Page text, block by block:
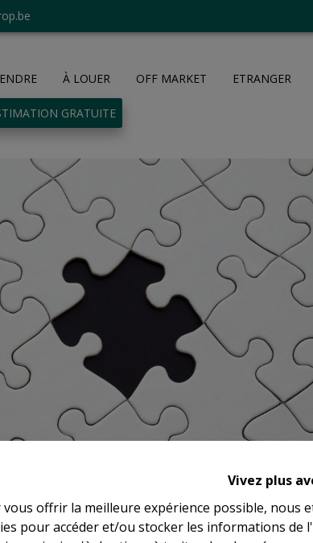
Vivez plus
vous offrir la meilleure expérience possible, nous
pour accéder et/ou stocker les informations de
À LOUER OFF MARKET ETRANGER
GRATUITE